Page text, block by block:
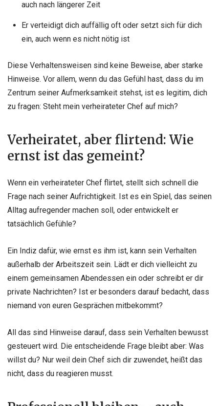
auch nach längerer Zeit
Er verteidigt dich auffällig oft oder setzt sich für dich
ein, auch wenn es nicht nötig ist
Diese Verhaltensweisen sind keine Beweise, aber starke
Hinweise. Vor allem, wenn du das Gefühl hast, dass du im
Zentrum seiner Aufmerksamkeit stehst, ist es legitim, dich
zu fragen: Steht mein verheirateter Chef auf mich?
Verheiratet, aber flirtend: Wie
ernst ist das gemeint?
Wenn ein verheirateter Chef flirtet, stellt sich schnell die
Frage nach seiner Aufrichtigkeit. Ist es ein Spiel, das seinen
Alltag aufregender machen soll, oder entwickelt er
tatsächlich Gefühle?
Ein Indiz dafür, wie ernst es ihm ist, kann sein Verhalten
außerhalb der Arbeitszeit sein. Lädt er dich vielleicht zu
einem gemeinsamen Abendessen ein oder schreibt er dir
private Nachrichten? Ist er besonders darauf bedacht, dass
niemand von euren Gesprächen mitbekommt?
All das sind Hinweise darauf, dass sein Verhalten bewusst
gesteuert wird. Die entscheidende Frage bleibt aber: Was
willst du? Nur weil dein Chef sich dir zuwendet, heißt das
nicht, dass du reagieren musst.